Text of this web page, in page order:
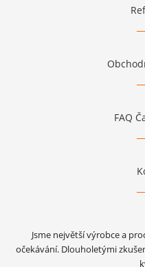
FAQ
Jsme největší výrobce a
očekávání. Dlouholetými